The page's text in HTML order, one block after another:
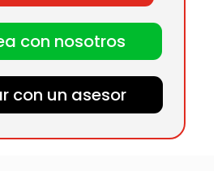
con nosotros
con un asesor